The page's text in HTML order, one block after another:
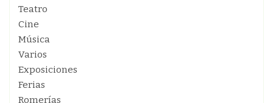
Teatro
Cine
Música
Varios
Exposiciones
Ferias
Romerías